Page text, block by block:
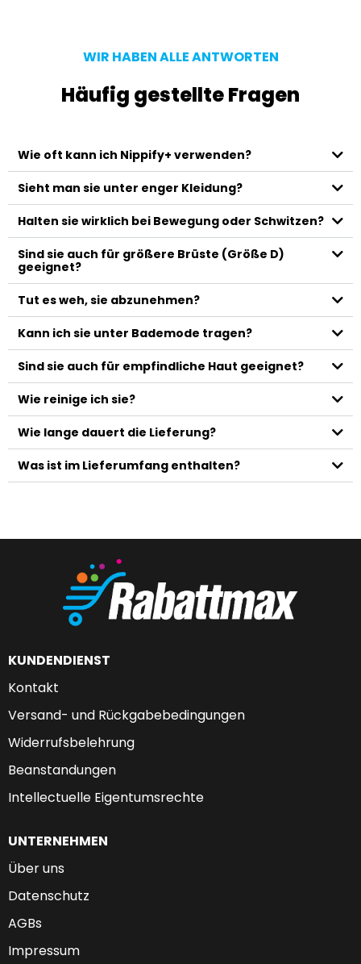
WIR HABEN ALLE ANTWORTEN​
Häufig gestellte Fragen
Wie oft kann ich Nippify+ verwenden?
Sieht man sie unter enger Kleidung?
Halten sie wirklich bei Bewegung oder Schwitzen?
Sind sie auch für größere Brüste (Größe D)
geeignet?
Tut es weh, sie abzunehmen?
Kann ich sie unter Bademode tragen?
Sind sie auch für empfindliche Haut geeignet?
Wie reinige ich sie?
Wie lange dauert die Lieferung?
Was ist im Lieferumfang enthalten?
KUNDENDIENST
Kontakt
Versand- und Rückgabebedingungen
Widerrufsbelehrung
Beanstandungen
Intellectuelle Eigentumsrechte
UNTERNEHMEN
Über uns
Datenschutz
AGBs
Impressum